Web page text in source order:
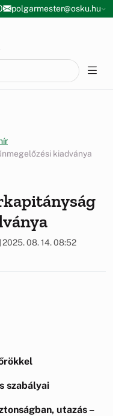
polgarmester@osku.hu
kiadványa
2025. 08. 14. 08:52
szabályai
utazás –